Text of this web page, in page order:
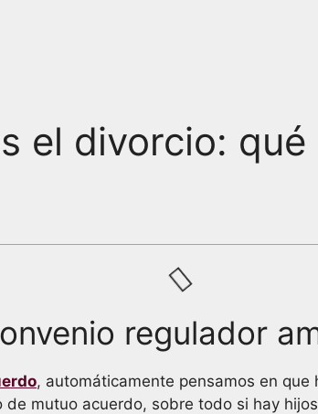
el divorcio:
regulador
, automáticamente pensamos en
mutuo acuerdo, sobre todo si hay